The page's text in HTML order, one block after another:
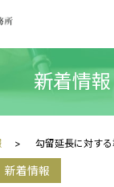
新着情報
勾留延長に対する
新着情報